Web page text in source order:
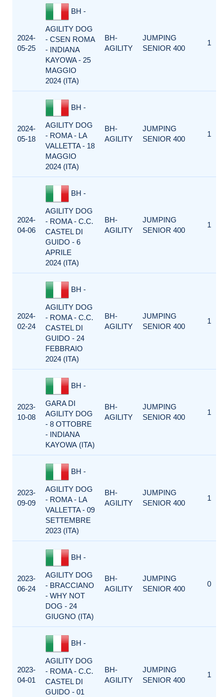
2024-
05-25
BH -
AGILITY DOG
- CSEN ROMA
- INDIANA
KAYOWA - 25
MAGGIO
2024 (ITA)
BH-
AGILITY
JUMPING
SENIOR 400
1
2024-
05-18
BH -
AGILITY DOG
- ROMA - LA
VALLETTA - 18
MAGGIO
2024 (ITA)
BH-
AGILITY
JUMPING
SENIOR 400
1
2024-
04-06
BH -
AGILITY DOG
- ROMA - C.C.
CASTEL DI
GUIDO - 6
APRILE
2024 (ITA)
BH-
AGILITY
JUMPING
SENIOR 400
1
2024-
02-24
BH -
AGILITY DOG
- ROMA - C.C.
CASTEL DI
GUIDO - 24
FEBBRAIO
2024 (ITA)
BH-
AGILITY
JUMPING
SENIOR 400
1
2023-
10-08
BH -
GARA DI
AGILITY DOG
- 8 OTTOBRE
- INDIANA
KAYOWA (ITA)
BH-
AGILITY
JUMPING
SENIOR 400
1
2023-
09-09
BH -
AGILITY DOG
- ROMA - LA
VALLETTA - 09
SETTEMBRE
2023 (ITA)
BH-
AGILITY
JUMPING
SENIOR 400
1
2023-
06-24
BH -
AGILITY DOG
- BRACCIANO
- WHY NOT
DOG - 24
GIUGNO (ITA)
BH-
AGILITY
JUMPING
SENIOR 400
0
2023-
04-01
BH -
AGILITY DOG
- ROMA - C.C.
CASTEL DI
GUIDO - 01
BH-
AGILITY
JUMPING
SENIOR 400
1